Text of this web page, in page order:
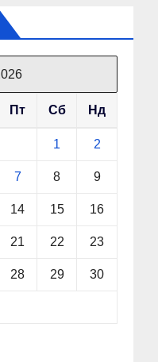
Пт Сб Нд
1 2
7 8 9
14 15 16
21 22 23
28 29 30